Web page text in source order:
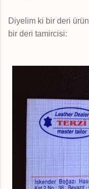
Diyelim ki bir deri
bir deri tamircisi: